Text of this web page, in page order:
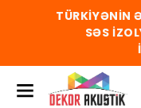
TÜRKİYƏNİN
SƏS